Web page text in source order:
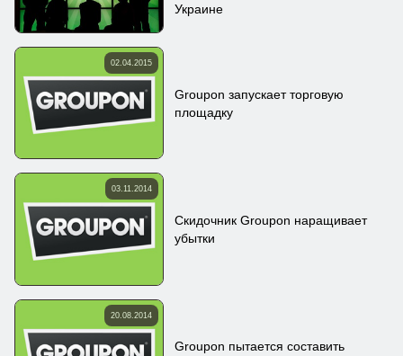
Украине
02.04.2015
Groupon запускает торговую
площадку
03.11.2014
Скидочник Groupon наращивает
убытки
20.08.2014
Groupon пытается составить